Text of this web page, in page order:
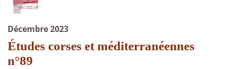
Décembre 2023
Études corses et méditerranéennes
n°89